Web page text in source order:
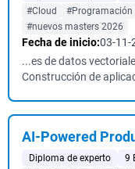
#Cloud
#Programación
#nuevos masters 2026
Fecha de inicio:03-11-
...es de datos
Construcción de
AI-Powered
Diploma de experto 9